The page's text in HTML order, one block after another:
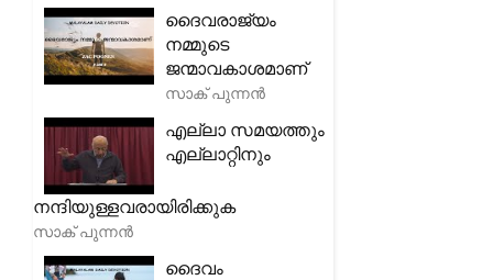
ദൈവരാജ്യം
നമ്മുടെ
ജന്മാവകാശമാണ്
സാക് പുന്നൻ
എല്ലാ സമയത്തും
എല്ലാറ്റിനും
നന്ദിയുള്ളവരായിരിക്കുക
സാക് പുന്നൻ
ദൈവം